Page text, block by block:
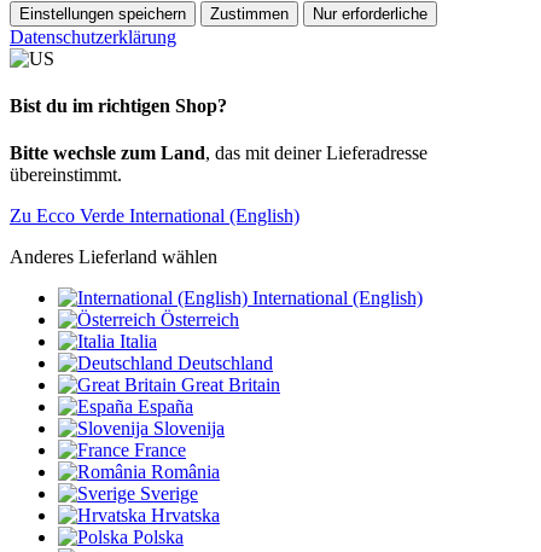
Einstellungen speichern Zustimmen Nur erforderliche
Datenschutzerklärung
Bist du im richtigen Shop?
Bitte wechsle zum Land, das mit deiner Lieferadresse
übereinstimmt.
Zu Ecco Verde International (English)
Anderes Lieferland wählen
International (English)
Österreich
Italia
Deutschland
Great Britain
España
Slovenija
France
România
Sverige
Hrvatska
Polska